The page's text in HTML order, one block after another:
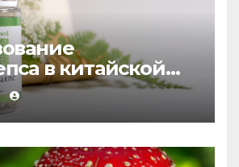
в китайской
природное
против усталости